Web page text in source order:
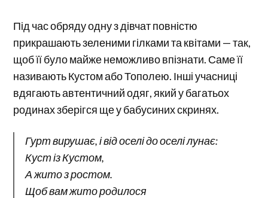
Під час обряду одну з дівчат повністю
прикрашають зеленими гілками та квітами — так,
щоб її було майже неможливо впізнати. Саме її
називають Кустом або Тополею. Інші учасниці
вдягають автентичний одяг, який у багатьох
родинах зберігся ще у бабусиних скринях.
Гурт вирушає, і від оселі до оселі лунає:
Куст із Кустом,
А жито з ростом.
Щоб вам жито родилося